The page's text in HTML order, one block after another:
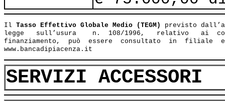
Il Tasso Effettivo Globale Medio (TEGM)
previsto
legge   sull’usura    n.  108/1996,   relativo   ai
finanziamento,  può  essere  consultato  in  filiale
SERVIZI ACCESSORI